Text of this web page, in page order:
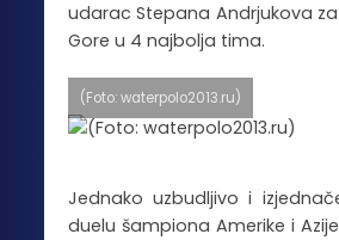
udarac Stepana Andrjukova
Gore u 4 najbolja tima.
(Foto: waterpolo2013.ru)
Jednako uzbudljivo i
duelu šampiona Amerike i